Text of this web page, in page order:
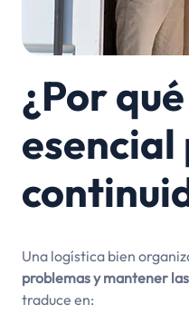
¿Por
esencial
Una logística bien
problemas y mantener
traduce en: